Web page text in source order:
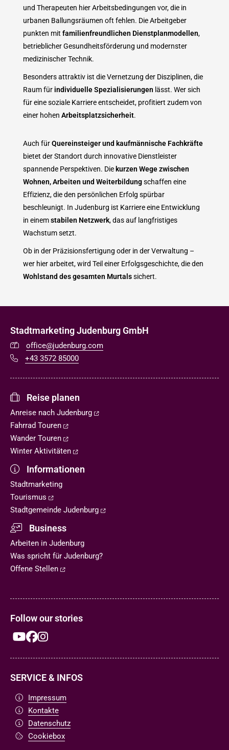
und Therapeuten hier Arbeitsbedingungen vor, die in
urbanen Ballungsräumen oft fehlen. Die Arbeitgeber
punkten mit familienfreundlichen Dienstplanmodellen,
betrieblicher Gesundheitsförderung und modernster
medizinischer Technik.
Besonders attraktiv ist die Vernetzung der Disziplinen, die
Raum für individuelle Spezialisierungen lässt. Wer sich
für eine soziale Karriere entscheidet, profitiert zudem von
einer hohen Arbeitsplatzsicherheit.
Auch fürQuereinsteiger und kaufmännische Fachkräfte
bietet der Standort durch innovative Dienstleister
spannende Perspektiven. Die kurzen Wege zwischen
Wohnen, Arbeiten und Weiterbildungschaffen eine
Effizienz, die den persönlichen Erfolg spürbar
beschleunigt. In Judenburg ist Karriere eine Entwicklung
in einemstabilen Netzwerk, das auf langfristiges
Wachstum setzt.
Ob in der Präzisionsfertigung oder in der Verwaltung –
wer hier arbeitet, wird Teil einer Erfolgsgeschichte, die den
Wohlstand des gesamten Murtalssichert.
Stadtmarketing Judenburg GmbH
office@judenburg.com
+43 3572 85000
Reise planen
Anreise nach Judenburg
Fahrrad Touren
Wander Touren
Winter Aktivitäten
Informationen
Stadtmarketing
Tourismus
Stadtgemeinde Judenburg
Business
Arbeiten in Judenburg
Was spricht für Judenburg?
Offene Stellen
Follow our stories
SERVICE & INFOS
Impressum
Kontakte
Datenschutz
Cookiebox